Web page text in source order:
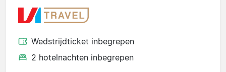
Wedstrijdticket inbegrepen
2 hotelnachten inbegrepen